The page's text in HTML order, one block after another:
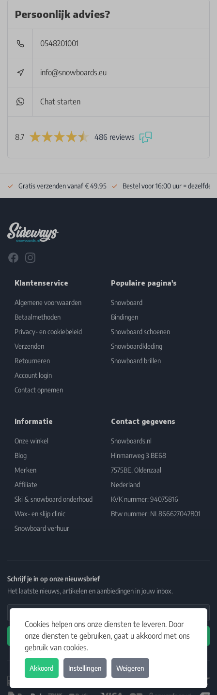
Persoonlijk advies?
0548201001
info@snowboards.eu
Chat starten
8.7 486 reviews
Cookies helpen ons onze diensten te leveren. Door
onze diensten te gebruiken, gaat u akkoord met ons
gebruik van cookies.
Akkoord Instellingen Weigeren
Gratis verzenden vanaf € 49.95 Bestel voor 16:00 uur = dezelfde
FacebookInstagram
Klantenservice
Algemene voorwaarden
Betaalmethoden
Privacy- en cookiebeleid
Verzenden
Retourneren
Account login
Contact opnemen
Populaire pagina's
Snowboard
Bindingen
Snowboard schoenen
Snowboardkleding
Snowboard brillen
Informatie
Onze winkel
Blog
Merken
Affiliate
Ski & snowboard onderhoud
Wax- en slijp clinic
Snowboard verhuur
Contact gegevens
Snowboards.nl
Hinmanweg 3 BE68
7575BE, Oldenzaal
Nederland
KVK nummer: 94075816
Btw nummer: NL866627042B01
Schrijf je in op onze nieuwsbrief
Het laatste nieuws, artikelen en aanbiedingen in jouw inbox.
Email Address
Abonneren